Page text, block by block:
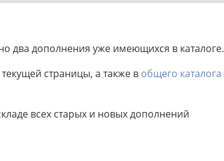
два дополнения уже имеющихся в каталоге.
страницы, а также в общего каталога
всех старых и новых дополнений